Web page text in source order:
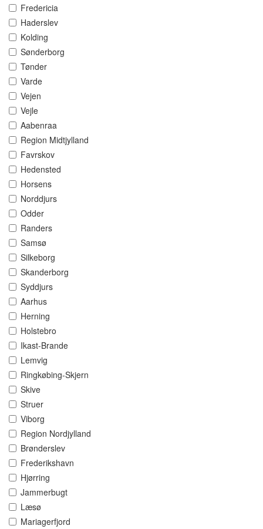
Fredericia
Haderslev
Kolding
Sønderborg
Tønder
Varde
Vejen
Vejle
Aabenraa
Region Midtjylland
Favrskov
Hedensted
Horsens
Norddjurs
Odder
Randers
Samsø
Silkeborg
Skanderborg
Syddjurs
Aarhus
Herning
Holstebro
Ikast-Brande
Lemvig
Ringkøbing-Skjern
Skive
Struer
Viborg
Region Nordjylland
Brønderslev
Frederikshavn
Hjørring
Jammerbugt
Læsø
Mariagerfjord